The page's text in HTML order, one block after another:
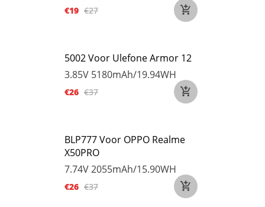
€19 €27
5002 Voor Ulefone Armor 12
3.85V 5180mAh/19.94WH
€26 €37
BLP777 Voor OPPO Realme
X50PRO
7.74V2055mAh/15.90WH
€26 €37